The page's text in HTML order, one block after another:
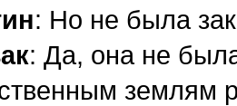
: Но не была
: Да, она не
землям